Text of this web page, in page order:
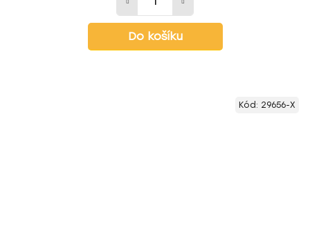
Do košíku
Kód: 29656-X